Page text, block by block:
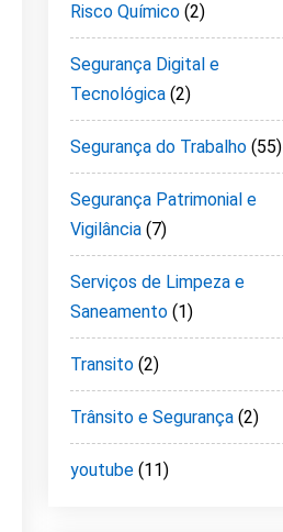
Risco Químico (2)
Segurança Digital e
Tecnológica (2)
Segurança do Trabalho (55)
Segurança Patrimonial e
Vigilância (7)
Serviços de Limpeza e
Saneamento (1)
Transito (2)
Trânsito e Segurança (2)
youtube (11)